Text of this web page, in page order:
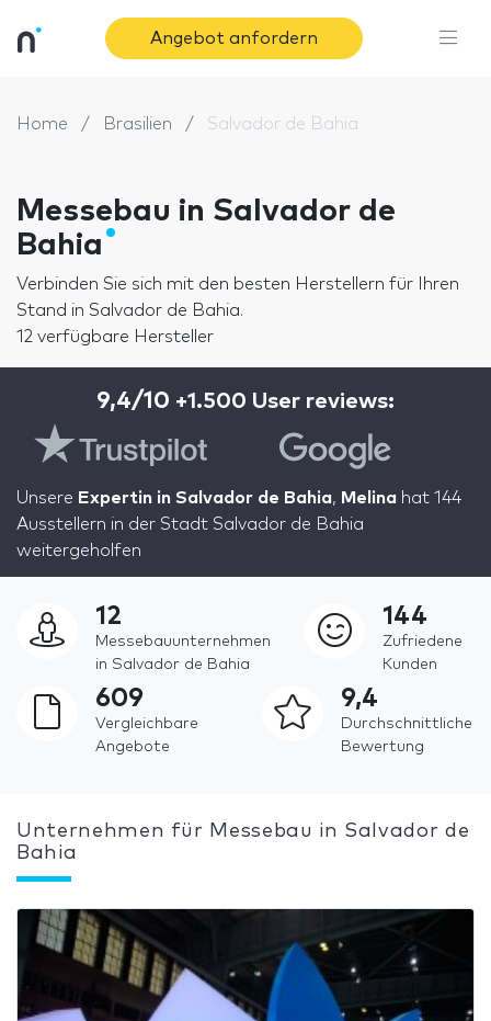
Angebot anfordern
Home Brasilien Salvador de Bahia
Messebau in Salvador de
Bahia
Verbinden Sie sich mit den besten Herstellern für Ihren
Stand in Salvador de Bahia.
12 verfügbare Hersteller
9,4/10 +1.500 User reviews:
Unsere Expertin in Salvador de Bahia, Melina hat 144
Ausstellern in der Stadt Salvador de Bahia
weitergeholfen
12
Messebauunternehmen
in Salvador de Bahia
144
Zufriedene
Kunden
609
Vergleichbare
Angebote
9,4
Durchschnittliche
Bewertung
Unternehmen für Messebau in Salvador de
Bahia